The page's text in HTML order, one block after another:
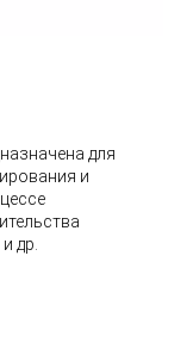
для
и
др.